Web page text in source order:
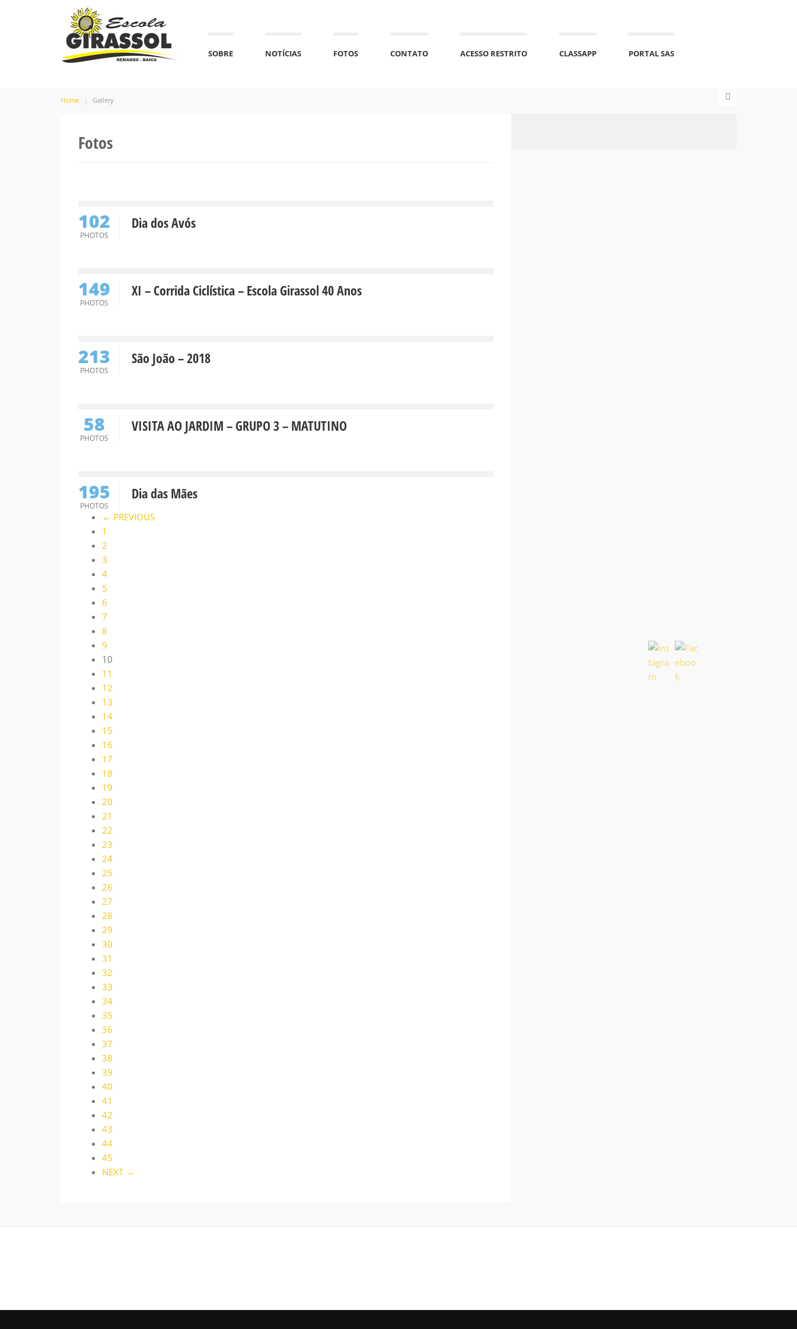
SOBRE NOTÍCIAS FOTOS CONTATO ACESSO RESTRITO CLASSAPP PORTAL SAS
Home Gallery
Fotos
102
PHOTOS
Dia dos Avós
149
PHOTOS
XI – Corrida Ciclística – Escola Girassol 40 Anos
213
PHOTOS
São João – 2018
58
PHOTOS
VISITA AO JARDIM – GRUPO 3 – MATUTINO
195
PHOTOS
Dia das Mães
← PREVIOUS
1
2
3
4
5
6
7
8
9
10
11
12
13
14
15
16
17
18
19
20
21
22
23
24
25
26
27
28
29
30
31
32
33
34
35
36
37
38
39
40
41
42
43
44
45
NEXT →